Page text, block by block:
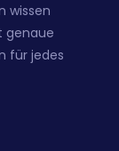
wissen
genaue
für jedes